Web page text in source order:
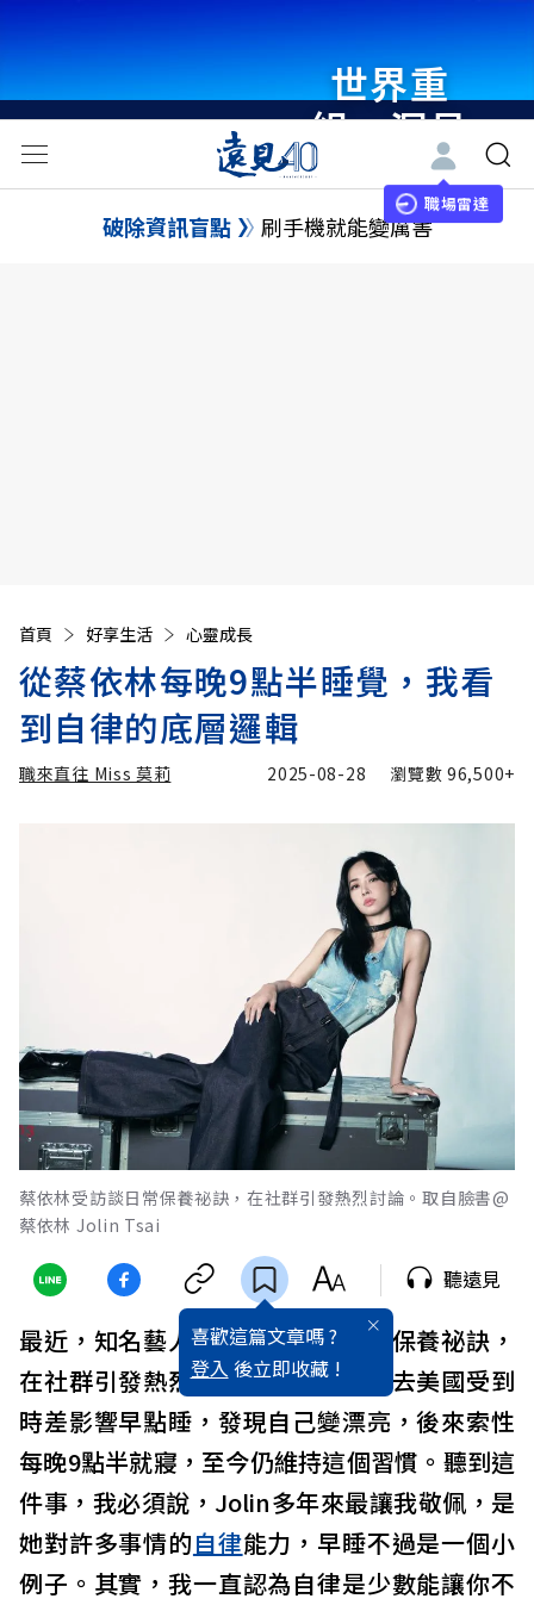
世界重
組・洞見
未來 與
世界領袖
職場雷達
破除資訊盲點 刷手機就能變厲害
首頁 好享生活 心靈成長
從蔡依林每晚9點半睡覺，我看
到自律的底層邏輯
職來直往 Miss 莫莉 2025-08-28 瀏覽數96,500+
蔡依林受訪談日常保養祕訣，在社群引發熱烈討論。取自臉書@
蔡依林 Jolin Tsai
喜歡這篇文章嗎 ?
登入 後立即收藏 !
聽遠見
最近，知名藝人蔡依林受訪談日常保養祕訣，
在社群引發熱烈討論。原來她今年去美國受到
時差影響早點睡，發現自己變漂亮，後來索性
每晚9點半就寢，至今仍維持這個習慣。聽到這
件事，我必須說，Jolin多年來最讓我敬佩，是
她對許多事情的自律能力，早睡不過是一個小
例子。其實，我一直認為自律是少數能讓你不